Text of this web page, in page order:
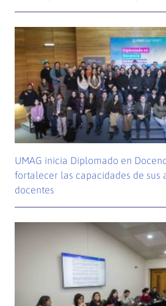
UMAG inicia Diplomado en
fortalecer las capacidades de sus
docentes